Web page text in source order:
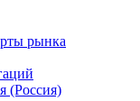
рынка
(Россия)